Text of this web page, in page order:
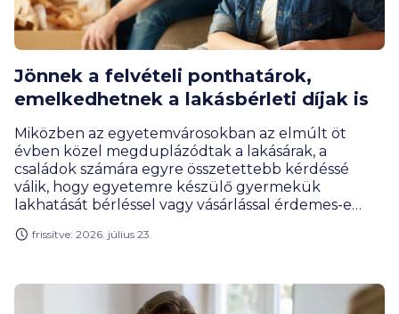
Jönnek a felvételi ponthatárok,
emelkedhetnek a lakásbérleti díjak is
Miközben az egyetemvárosokban az elmúlt öt
évben közel megduplázódtak a lakásárak, a
családok számára egyre összetettebb kérdéssé
válik, hogy egyetemre készülő gyermekük
lakhatását bérléssel vagy vásárlással érdemes-e
növekedési üteme mérséklődik, az
Budapesten ma már 1,2-1,6 millió forint közötti
frissítve: 2026. július 23.